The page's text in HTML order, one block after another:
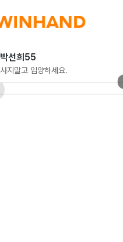
박선희55
사지말고 입양하세요.